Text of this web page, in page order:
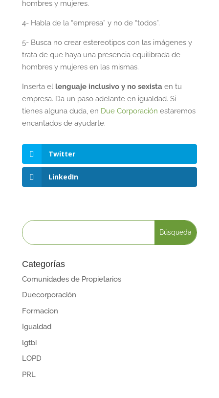
hombres y mujeres.
4- Habla de la “empresa” y no de “todos”.
5- Busca no crear estereotipos con las imágenes y
trata de que haya una presencia equilibrada de
hombres y mujeres en las mismas.
Inserta el lenguaje inclusivo y no sexista en tu
empresa. Da un paso adelante en igualdad. Si
tienes alguna duda, en Due Corporación estaremos
encantados de ayudarte.
Twitter
LinkedIn
Categorías
Comunidades de Propietarios
Duecorporación
Formacion
Igualdad
lgtbi
LOPD
PRL